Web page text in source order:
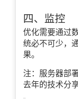
四、监控
优化需要通过
统必不可少，
果。
注：服务器部
去年的技术分享